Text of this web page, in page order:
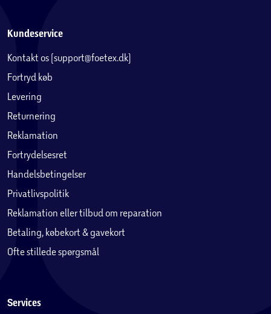
Kundeservice
Kontakt os (support@foetex.dk)
Fortryd køb
Levering
Returnering
Reklamation
Fortrydelsesret
Handelsbetingelser
Privatlivspolitik
Reklamation eller tilbud om reparation
Betaling, købekort & gavekort
Ofte stillede spørgsmål
Services